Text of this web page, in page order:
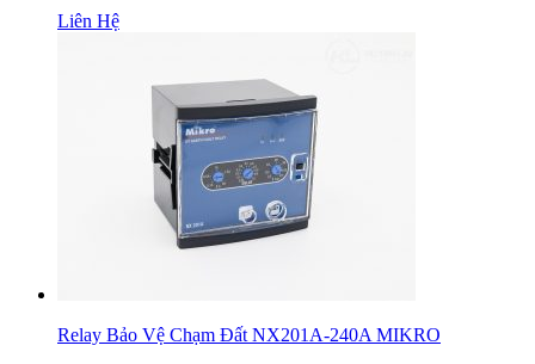
Liên Hệ
Relay Bảo Vệ Chạm Đất NX201A-240A MIKRO